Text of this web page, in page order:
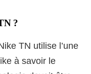
?
TN utilise l’une
à savoir le